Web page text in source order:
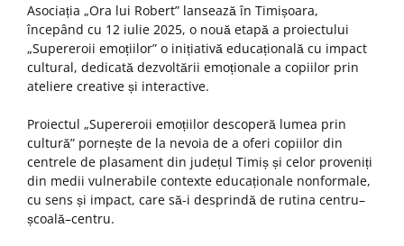
Asociația „Ora lui Robert” lansează în Timișoara,
începând cu 12 iulie 2025, o nouă etapă a proiectului
„Supereroii emoțiilor” o inițiativă educațională cu impact
cultural, dedicată dezvoltării emoționale a copiilor prin
ateliere creative și interactive.
Proiectul „Supereroii emoțiilor descoperă lumea prin
cultură” pornește de la nevoia de a oferi copiilor din
centrele de plasament din județul Timiș și celor proveniți
din medii vulnerabile contexte educaționale nonformale,
cu sens și impact, care să-i desprindă de rutina centru–
școală–centru.